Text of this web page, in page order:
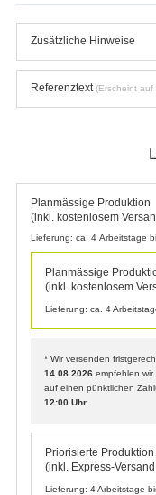
Zusätzliche Hinweise
Referenztext (Erscheint
Planmässige Produktion
(inkl. kostenlosem
Lieferung: ca. 4 Arbeitstage
Planmässige
(inkl. kostenlosem
Lieferung: ca. 4
* Wir versenden
14.08.2026 empfehlen
auf einen pünktlichen
12:00 Uhr
Priorisierte Produktion
(inkl. Express-
Lieferung: 4 Arbeitstage